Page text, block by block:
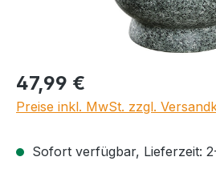
Regulärer Preis:
47,99 €
Preise inkl. MwSt. zzgl.
Sofort verfügbar, Lieferzeit: